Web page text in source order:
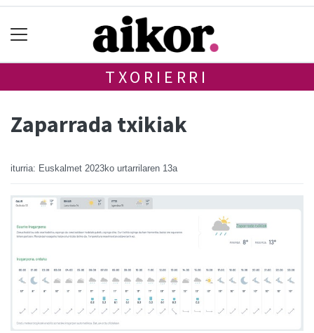
TXORIERRI
Zaparrada txikiak
iturria: Euskalmet 2023ko urtarrilaren 13a